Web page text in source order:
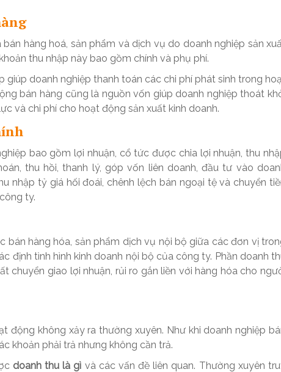
hàng hoá, sản phẩm và dịch vụ do doanh nghiệp sản
thu nhập này bao gồm chính và phụ phí.
doanh nghiệp thanh toán các chi phí phát sinh trong
bán hàng cũng là nguồn vốn giúp doanh nghiệp thoát
và chi phí cho hoạt động sản xuất kinh doanh.
bao gồm lợi nhuận, cổ tức được chia lợi nhuận, thu
thu hồi, thanh lý, góp vốn liên doanh, đầu tư vào
nhập tỷ giá hối đoái, chênh lệch bán ngoại tệ và chuyển
ty.
bán hàng hóa, sản phẩm dịch vụ nội bộ giữa các đơn vị
định tình hình kinh doanh nội bộ của công ty. Phần doanh
chuyển giao lợi nhuận, rủi ro gắn liền với hàng hóa cho
động không xảy ra thường xuyên. Như khi doanh nghiệp
khoản phải trả nhưng không cần trả.
doanh thu là gì và các vấn đề liên quan. Thường xuyên